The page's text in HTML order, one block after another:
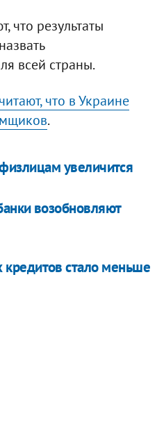
что результаты
всей страны.
что в Украине
.
увеличится
возобновляют
стало меньше